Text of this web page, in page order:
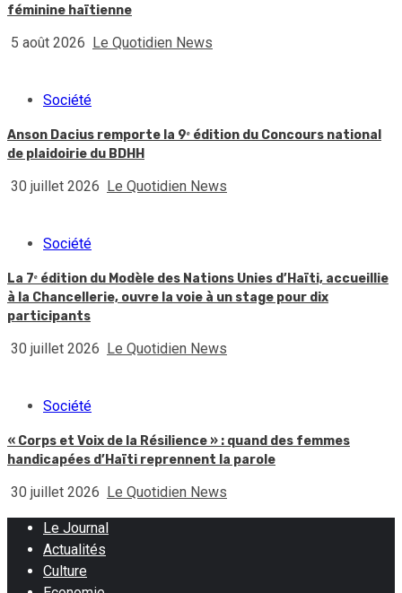
féminine haïtienne
5 août 2026 Le Quotidien News
Société
Anson Dacius remporte la 9ᵉ édition du Concours national
de plaidoirie du BDHH
30 juillet 2026 Le Quotidien News
Société
La 7ᵉ édition du Modèle des Nations Unies d’Haïti, accueillie
à la Chancellerie, ouvre la voie à un stage pour dix
participants
30 juillet 2026 Le Quotidien News
Société
« Corps et Voix de la Résilience » : quand des femmes
handicapées d’Haïti reprennent la parole
30 juillet 2026 Le Quotidien News
Le Journal
Actualités
Culture